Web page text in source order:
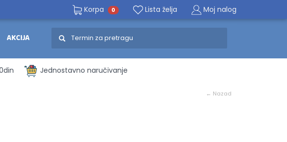
Korpa 0 Lista želja Moj nalog
AKCIJA
Jednostavno naručivanje
← Nazad